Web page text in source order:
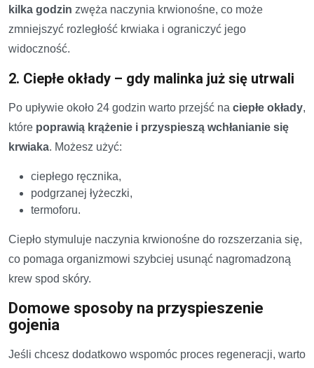
kilka godzin zwęża naczynia krwionośne, co może
zmniejszyć rozległość krwiaka i ograniczyć jego
widoczność.
2. Ciepłe okłady – gdy malinka już się utrwali
Po upływie około 24 godzin warto przejść na ciepłe okłady,
które poprawią krążenie i przyspieszą wchłanianie się
krwiaka. Możesz użyć:
ciepłego ręcznika,
podgrzanej łyżeczki,
termoforu.
Ciepło stymuluje naczynia krwionośne do rozszerzania się,
co pomaga organizmowi szybciej usunąć nagromadzoną
krew spod skóry.
Domowe sposoby na przyspieszenie
gojenia
Jeśli chcesz dodatkowo wspomóc proces regeneracji, warto